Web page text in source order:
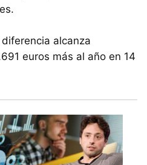
alcanza
euros más al año en 14